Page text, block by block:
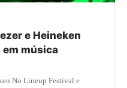
e Heineken
música
No Lineup Festival e